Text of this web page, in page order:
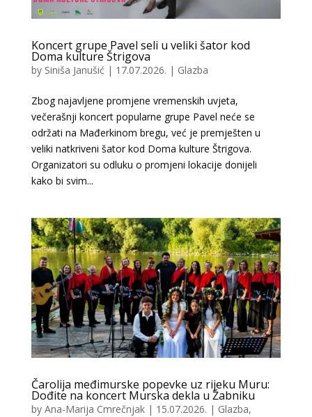
Koncert grupe Pavel seli u veliki šator kod
Doma kulture Štrigova
by Siniša Janušić | 17.07.2026. | Glazba
Zbog najavljene promjene vremenskih uvjeta,
večerašnji koncert popularne grupe Pavel neće se
održati na Mađerkinom bregu, već je premješten u
veliki natkriveni šator kod Doma kulture Štrigova.
Organizatori su odluku o promjeni lokacije donijeli
kako bi svim...
Čarolija međimurske popevke uz rijeku Muru:
Dođite na koncert Murska dekla u Žabniku
by Ana-Marija Cmrečnjak| 15.07.2026. | Glazba,